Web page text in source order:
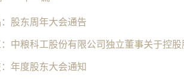
股东周年大会通告
年度股东大会通知